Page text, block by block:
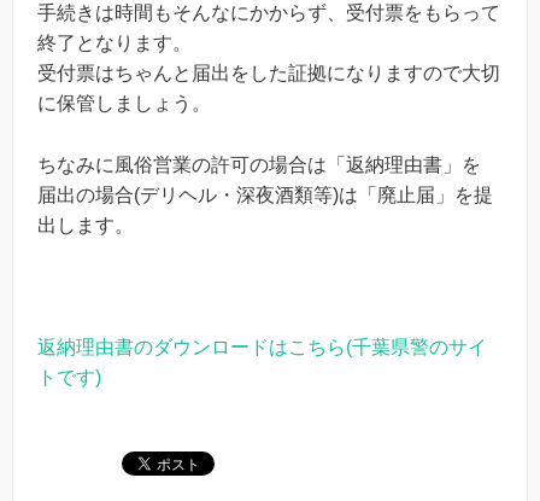
手続きは時間もそんなにかからず、受付票をもらって
終了となります。
受付票はちゃんと届出をした証拠になりますので大切
に保管しましょう。
ちなみに風俗営業の許可の場合は「返納理由書」を
届出の場合(デリヘル・深夜酒類等)は「廃止届」を提
出します。
返納理由書のダウンロードはこちら(千葉県警のサイ
トです)